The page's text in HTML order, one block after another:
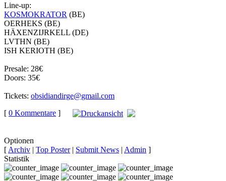
Line-up:
KOSMOKRATOR (BE)
OERHEKS (BE)
HÄXENZIJRKELL (DE)
LVTHN (BE)
ISH KERIOTH (BE)
Presale: 28€
Doors: 35€
Tickets: obsidiandirge@gmail.com
[ 0 Kommentare ]
Optionen
[ Archiv | Top Poster| Submit News | Admin ]
Statistik